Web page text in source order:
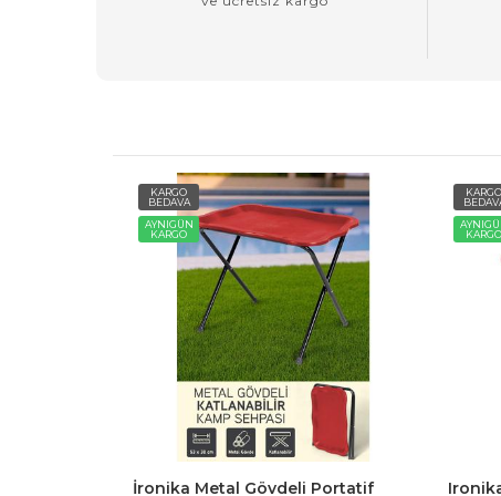
KARGO
BEDAVA
AYNIGÜN
KARGO
İronika Metal Gövdeli Portatif
KARGO
BEDAVA
KARGO